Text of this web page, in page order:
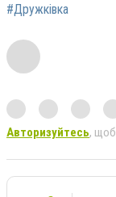
#Дружківка
Авторизуйтесь, щоб